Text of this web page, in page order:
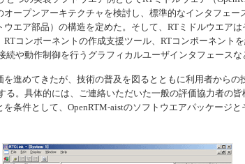
ープンアーキテクチャを検討し、標準的なインタフェー
ウエア部品）の構造を定めた。そして、RTミドルウエア
コンポーネントの作成支援ツール、RTコンポーネント
や動作制御を行うグラフィカルユーザインタフェースな
進めてきたが、技術の普及を図るとともに利用者から
。具体的には、ご連絡いただいた一般の評価協力者の
条件として、 OpenRTM-aistのソフトウエアパッケージ